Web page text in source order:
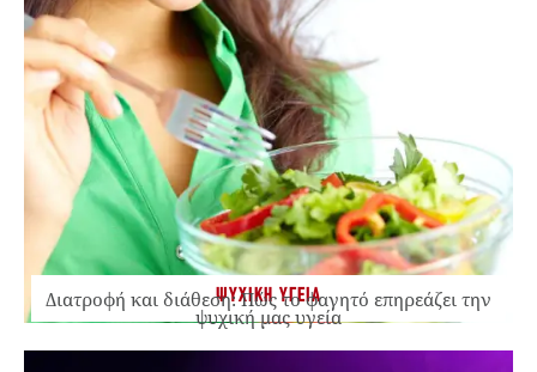
ΨΥΧΙΚΗ ΥΓΕΙΑ
Διατροφή και διάθεση: Πώς το φαγητό επηρεάζει την
ψυχική μας υγεία